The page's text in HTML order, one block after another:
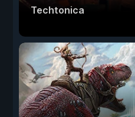
Techtonica